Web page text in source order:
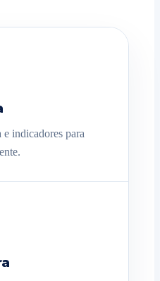
indicadores para